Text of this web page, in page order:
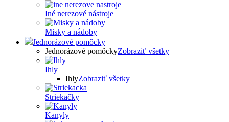
Iné nerezové nástroje
Misky a nádoby
Jednorázové pomôcky
Jednorázové pomôckyZobraziť všetky
Ihly
IhlyZobraziť všetky
Striekačky
Kanyly